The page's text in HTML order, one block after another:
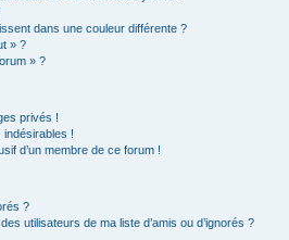
dans une couleur différente ?
» ?
» ?
privés !
!
d’un membre de ce forum !
?
utilisateurs de ma liste d’amis ou d’ignorés ?